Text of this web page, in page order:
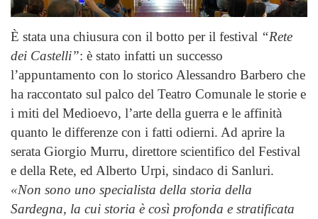
È stata una chiusura con il botto per il festival “Rete
dei Castelli”: è stato infatti un successo
l’appuntamento con lo storico Alessandro Barbero che
ha raccontato sul palco del Teatro Comunale le storie e
i miti del Medioevo, l’arte della guerra e le affinità
quanto le differenze con i fatti odierni. Ad aprire la
serata Giorgio Murru, direttore scientifico del Festival
e della Rete, ed Alberto Urpi, sindaco di Sanluri.
«Non sono uno specialista della storia della
Sardegna, la cui storia è così profonda e stratificata